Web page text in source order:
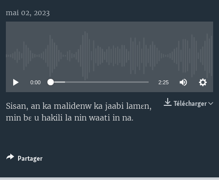
mai 02, 2023
0:00 2:25
Télécharger
Sisan, an ka malidenw ka jaabi lamɛn,
min bɛ u hakili la nin waati in na.
Partager